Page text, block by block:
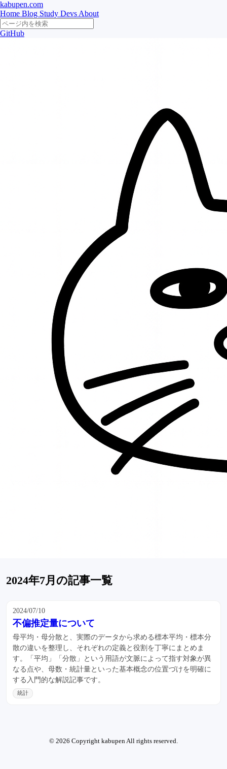
kabupen.com
Home Blog Study Devs About
GitHub
2024年7月の記事一覧
2024/07/10
不偏推定量について
母平均・母分散と、実際のデータから求める標本平均・標本分
散の違いを整理し、それぞれの定義と役割を丁寧にまとめま
す。「平均」「分散」という用語が文脈によって指す対象が異
なる点や、母数・統計量といった基本概念の位置づけを明確に
する入門的な解説記事です。
統計
© 2026 Copyright kabupen All rights reserved.